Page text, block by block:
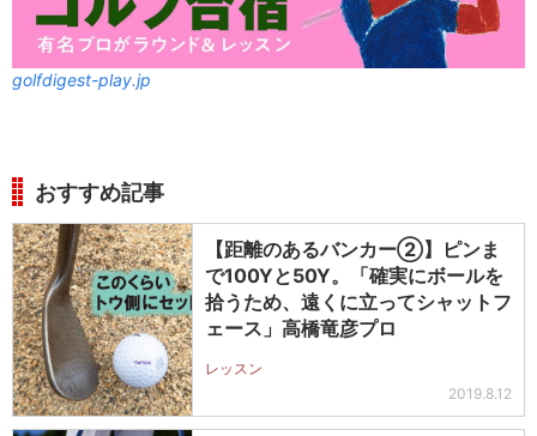
golfdigest-play.jp
おすすめ記事
【距離のあるバンカー②】ピンま
で100Yと50Y。「確実にボールを
拾うため、遠くに立ってシャットフ
ェース」高橋竜彦プロ
レッスン
2019.8.12